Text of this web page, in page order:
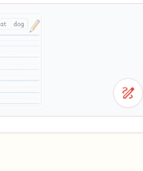
draw